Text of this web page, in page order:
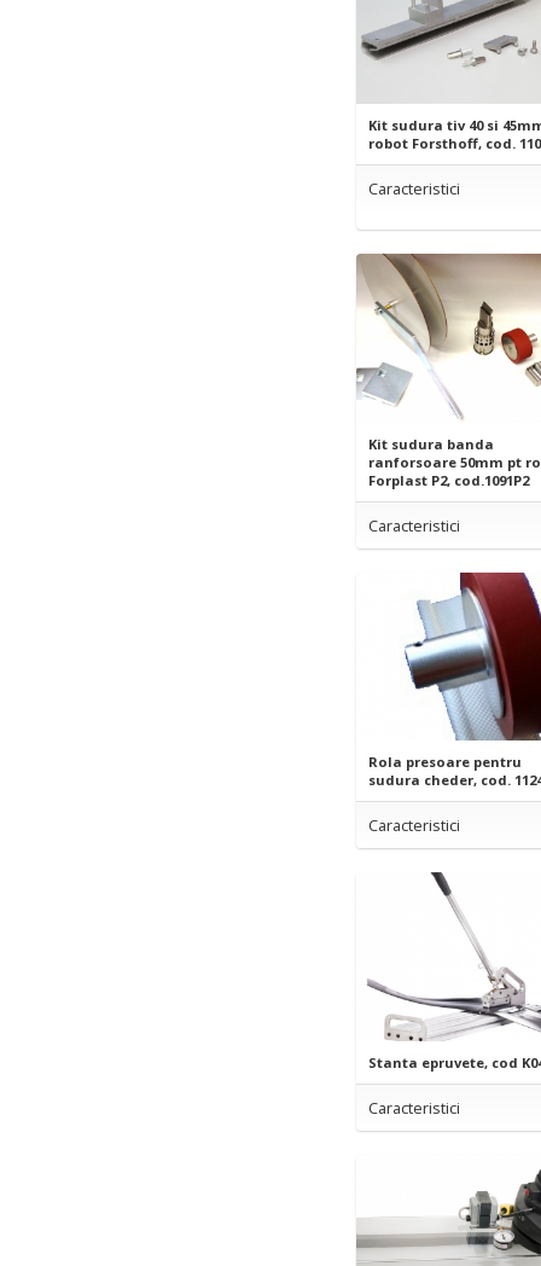
Kit sudura tiv 40 si
robot Forsthoff, cod.
Caracteristici
Kit sudura banda
ranforsoare 50mm pt
Forplast P2, cod.1091P2
Caracteristici
Rola presoare pentru
sudura cheder, cod.
Caracteristici
Stanta epruvete, cod
Caracteristici